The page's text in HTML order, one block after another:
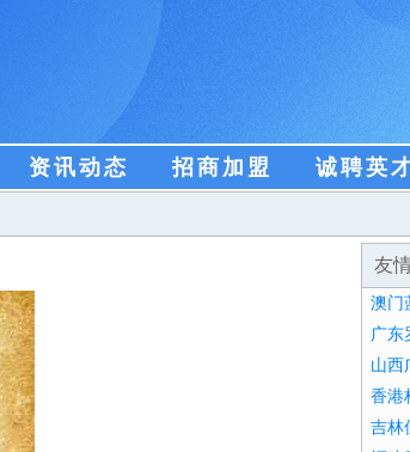
资讯动态 招商加盟 诚聘英
友
澳门
广东
山西
香港
吉林